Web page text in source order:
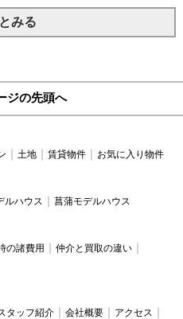
みる
ジの先頭へ
土地 賃貸物件 お気に入り物件
ルハウス 菖蒲モデルハウス
の諸費用
仲介と買取の違い
タッフ紹介 会社概要
アクセス